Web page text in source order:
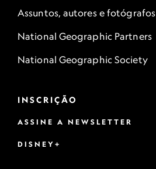
Assuntos, autores e fotógrafos
National Geographic Partners
National Geographic Society
INSCRIÇÃO
ASSINE A NEWSLETTER
DISNEY+